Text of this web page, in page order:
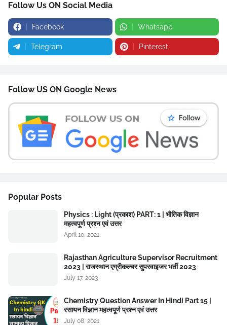
Follow Us ON Social Media
Facebook Whatsapp
Telegram Pinterest
Follow US ON Google News
Popular Posts
Physics : Light (प्रकाश) PART: 1 | भौतिक विज्ञान
महत्वपूर्ण प्रश्न एवं उत्तर
April 10, 2021
Rajasthan Agriculture Supervisor Recruitment
2023 | राजस्थान एग्रीकल्चर सुपरवाइजर भर्ती 2023
July 17, 2023
Chemistry Question Answer In Hindi Part 15 |
रसायन विज्ञान महत्वपूर्ण प्रश्न एवं उत्तर
July 08, 2021